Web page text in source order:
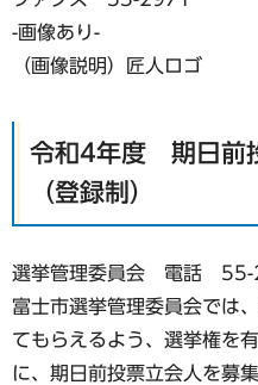
-画像あり-
（画像説明）匠人ロゴ
令和4年度 期日前
（登録制）
選挙管理委員会 電話
富士市選挙管理委員会では
てもらえるよう、選挙権を
に、期日前投票立会人を募集